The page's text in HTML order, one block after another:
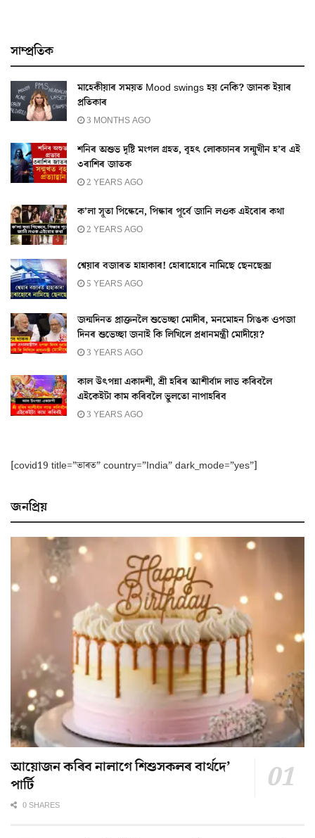
সাম্প্ৰতিক
মাহেকীয়াৰ সময়ত Mood swings হয় নেকি? জানক ইয়াৰ
প্ৰতিকাৰ
3 MONTHS AGO
শনিৰ অশুভ দৃষ্টি মংগল গ্ৰহত, বৃহৎ লোকচানৰ সন্মুখীন হ’ব এই
৩ৰাশিৰ জাতক
2 YEARS AGO
ক’লা সূতা পিন্ধেনে, পিন্ধাৰ পূৰ্বে জানি লওক এইবোৰ কথা
2 YEARS AGO
শ্বেয়াৰ বজাৰত হাহাকাৰ! হোৰাহোৰে নামিছে ছেনছেক্স
5 YEARS AGO
জন্মদিনত প্ৰাক্তনলৈ শুভেচ্ছা মোদীৰ, মনমোহন সিঙক ওপজা
দিনৰ শুভেচ্ছা জনাই কি লিখিলে প্ৰধানমন্ত্ৰী মোদীয়ে?
3 YEARS AGO
কাল উৎপন্না একাদশী, শ্ৰী হৰিৰ আশীৰ্বাদ লাভ কৰিবলৈ
এইকেইটা কাম কৰিবলৈ ভুলতো নাপাহৰিব
3 YEARS AGO
[covid19 title=”ভাৰত” country=”India” dark_mode=”yes”]
জনপ্ৰিয়
আয়োজন কৰিব নালাগে শিশুসকলৰ বাৰ্থদে’
পাৰ্টি
0 SHARES